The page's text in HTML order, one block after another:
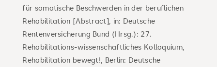
für somatische Beschwerden in der beruflichen
Rehabilitation [Abstract], in: Deutsche
Rentenversicherung Bund (Hrsg.): 27.
Rehabilitations-wissenschaftliches Kolloquium,
Rehabilitation bewegt!, Berlin: Deutsche